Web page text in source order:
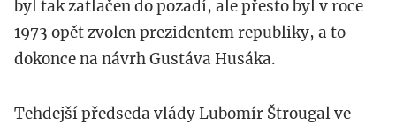
byl tak zatlačen do pozadí, ale přesto byl v roce
1973 opět zvolen prezidentem republiky, a to
dokonce na návrh Gustáva Husáka.
Tehdejší předseda vlády Lubomír Štrougal ve